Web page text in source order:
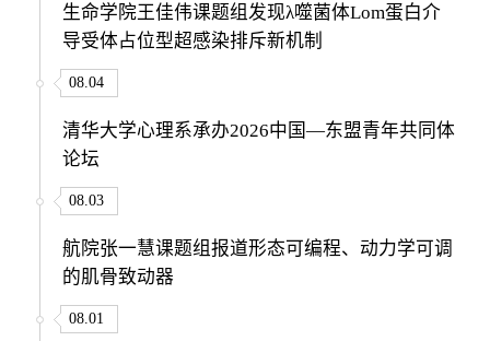
生命学院王佳伟课题组发现λ噬菌体Lom蛋白介
导受体占位型超感染排斥新机制
08.04
清华大学心理系承办2026中国—东盟青年共同体
论坛
08.03
航院张一慧课题组报道形态可编程、动力学可调
的肌骨致动器
08.01